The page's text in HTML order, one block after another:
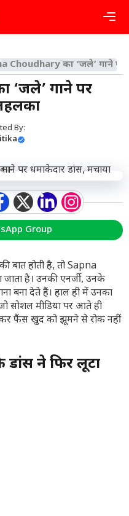
Sapna Choudhary का
‘जले’ गाने पर
By:
Group
बात होती है, तो Sapna
है। उनकी एनर्जी, उनके
बना देते हैं। हाल ही में उनका
सोशल मीडिया पर आते ही
फैंस खुद को झूमने से रोक नहीं
ने फिर लूटा